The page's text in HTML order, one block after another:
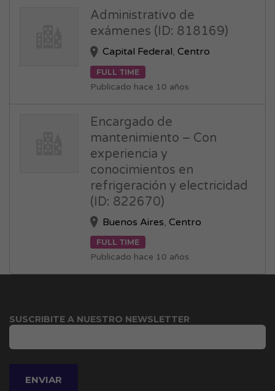
Administrativo de
exámenes (ID: 818169)
Capital Federal,Centro
FULL TIME
Publicado hace 10 años
Encargado de
mantenimiento – Con
experiencia y
conocimientos en
refrigeración y electricidad
(ID: 822670)
Buenos Aires,Centro
FULL TIME
Publicado hace 10 años
SUSCRIBITE A NUESTRO NEWSLETTER